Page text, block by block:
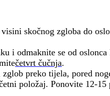
skočnog zgloba do
i odmaknite se od
četvrt čučnja.
zglob preko tijela, pored
položaj. Ponovite 12-15